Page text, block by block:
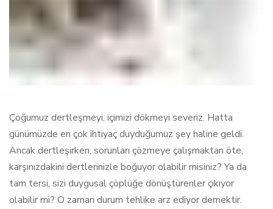
Çoğumuz dertleşmeyi, içimizi dökmeyi severiz. Hatta
günümüzde en çok ihtiyaç duyduğumuz şey haline geldi.
Ancak dertleşirken, sorunları çözmeye çalışmaktan öte,
karşınızdakini dertlerinizle boğuyor olabilir misiniz? Ya da
tam tersi, sizi duygusal çöplüğe dönüştürenler çıkıyor
olabilir mi? O zaman durum tehlike arz ediyor demektir.